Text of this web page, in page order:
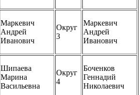
Маркевич
Андрей
Иванович
Округ
3
Маркевич
Андрей
Иванович
Шипаева
Марина
Васильевна
Округ
4
Боченков
Геннадий
Николаевич